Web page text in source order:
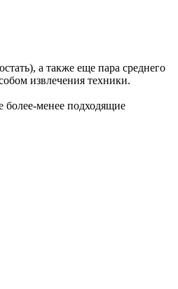
а также еще пара среднего
извлечения техники.
более-менее подходящие